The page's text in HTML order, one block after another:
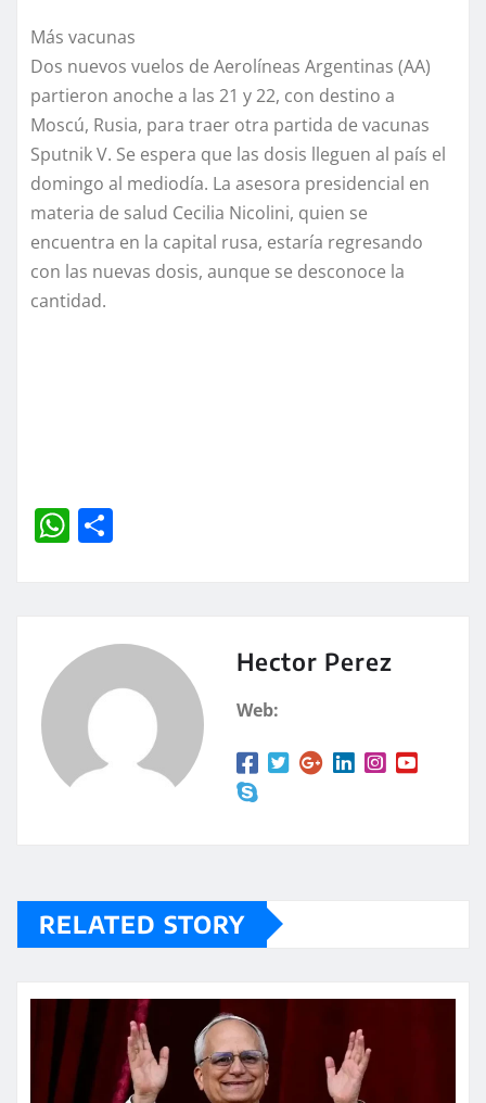
Más vacunas
Dos nuevos vuelos de Aerolíneas Argentinas (AA)
partieron anoche a las 21 y 22, con destino a
Moscú, Rusia, para traer otra partida de vacunas
Sputnik V. Se espera que las dosis lleguen al país el
domingo al mediodía. La asesora presidencial en
materia de salud Cecilia Nicolini, quien se
encuentra en la capital rusa, estaría regresando
con las nuevas dosis, aunque se desconoce la
cantidad.
W
A
p
rt
Hector Perez
Web:
RELATED STORY